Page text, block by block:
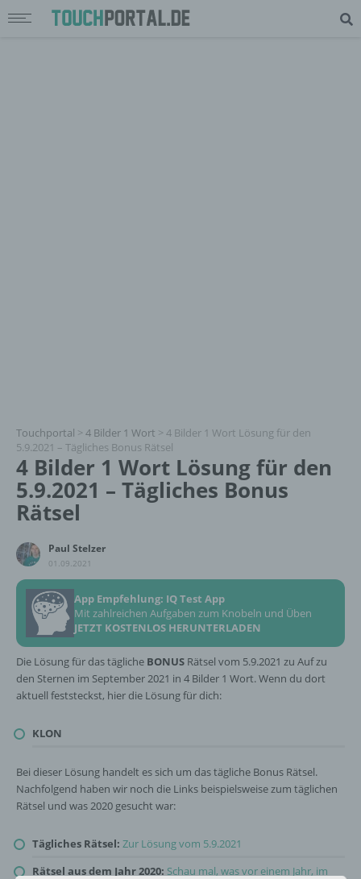
Touchportal > 4 Bilder 1 Wort > 4 Bilder 1 Wort Lösung für den
5.9.2021 – Tägliches Bonus Rätsel
4 Bilder 1 Wort Lösung für den
5.9.2021 – Tägliches Bonus
Rätsel
Paul Stelzer
01.09.2021
App Empfehlung: IQ Test App
Mit zahlreichen Aufgaben zum Knobeln und Üben
JETZT KOSTENLOS HERUNTERLADEN
Die Lösung für das tägliche BONUS Rätsel vom 5.9.2021 zu Auf zu
den Sternen im September 2021 in 4 Bilder 1 Wort. Wenn du dort
aktuell feststeckst, hier die Lösung für dich:
KLON
Bei dieser Lösung handelt es sich um das tägliche Bonus Rätsel.
Nachfolgend haben wir noch die Links beispielsweise zum täglichen
Rätsel und was 2020 gesucht war:
Tägliches Rätsel: Zur Lösung vom 5.9.2021
Rätsel aus dem Jahr 2020: Schau mal, was vor einem Jahr, im